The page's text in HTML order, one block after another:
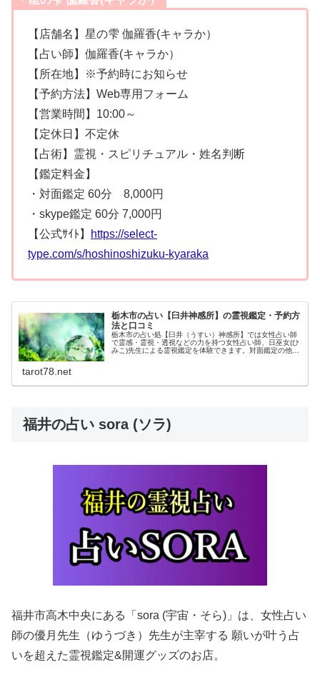
【店舗名】星の雫 伽羅香(キャラか）
【占い師】伽羅香(キャラか）
【所在地】※予約時にお知らせ
【予約方法】Web専用フォーム
【営業時間】10:00～
【定休日】不定休
【占術】霊視・スピリチュアル・姓名判断
【鑑定料金】
・対面鑑定 60分 8,000円
・skype鑑定 60分 7,000円
【公式ｻｲﾄ】
https://select-
type.com/s/hoshinoshizuku-kyaraka
栃木市の占い【臼井神感所】の霊視鑑定・予約方
法と口コミ
栃木市の占い処【臼井（うすい）神感所】では女性占い師
で霊感・霊視・透視などの力を持つ女性占い師、日巫女(ひ
みこ)先生による霊視鑑定を体験できます。対面鑑定の他電
tarot78.net
福井の占い sora (ソラ)
福井市高木中央にある「sora (宇宙・そら)」は、女性占い
師の優月先生（ゆうづき）先生が主宰する 願いが叶う占
いを超えた霊視鑑定&開運グッズのお店。